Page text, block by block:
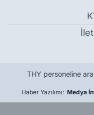
THY personeline ara
Haber Yazılımı: Medya